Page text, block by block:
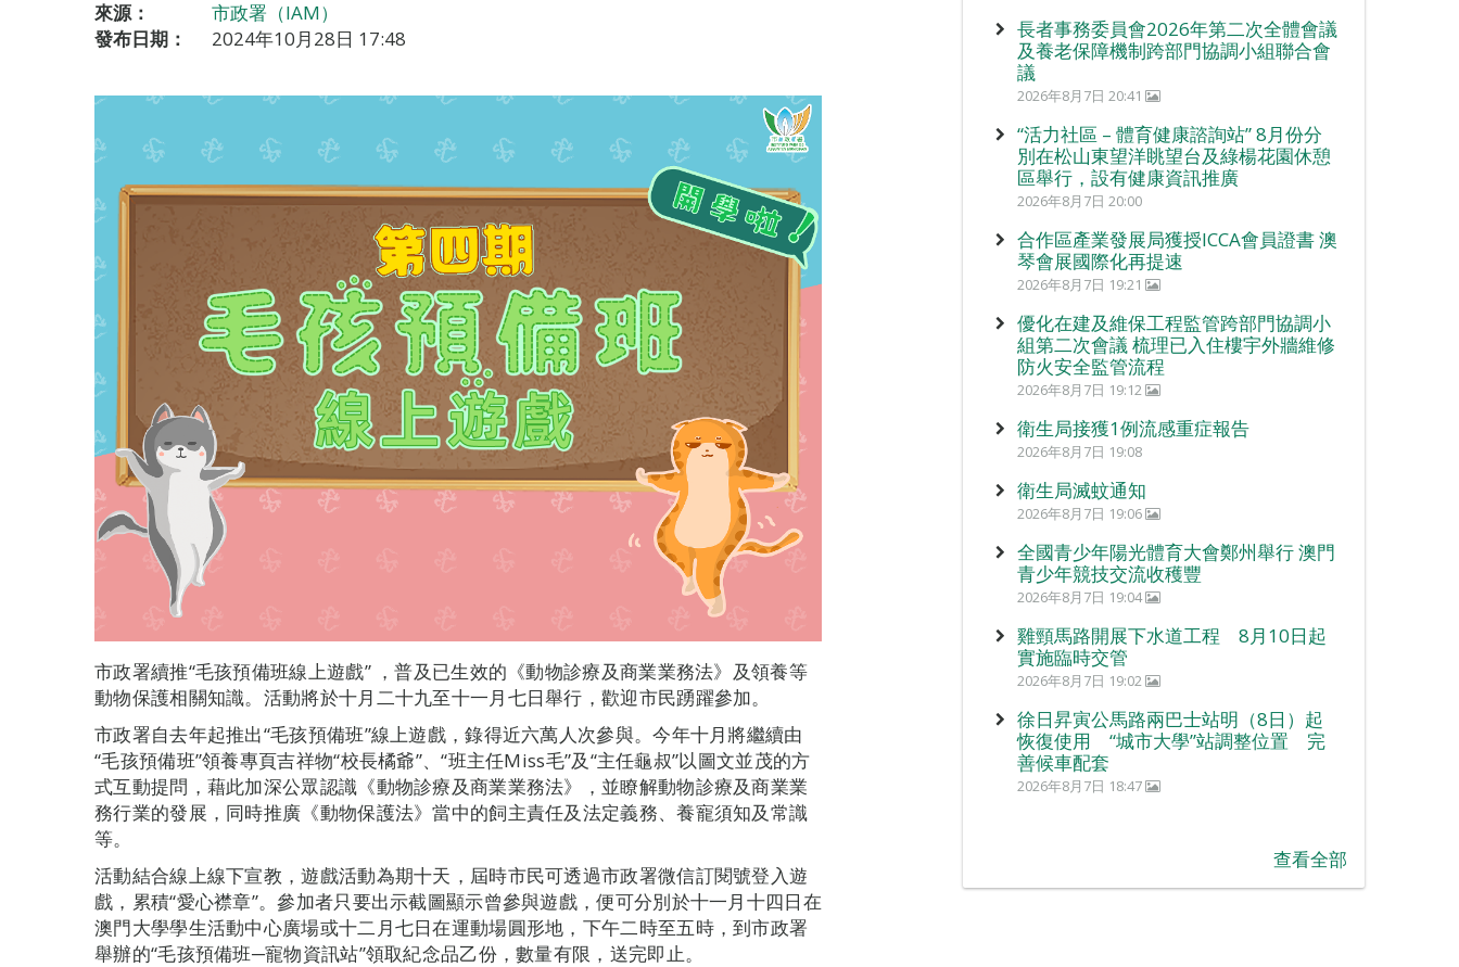
來源：
市政署（IAM）
發布日期：
2024年10月28日 17:48
市政署續推“毛孩預備班線上遊戲” ，普及已生效的《動物診療及商業業務法》及領養等
動物保護相關知識。活動將於十月二十九至十一月七日舉行，歡迎市民踴躍參加。
市政署自去年起推出“毛孩預備班”線上遊戲，錄得近六萬人次參與。今年十月將繼續由
“毛孩預備班”領養專頁吉祥物“校長橘爺”、“班主任Miss毛”及“主任龜叔”以圖文並茂的方
式互動提問，藉此加深公眾認識《動物診療及商業業務法》，並瞭解動物診療及商業業
務行業的發展，同時推廣《動物保護法》當中的飼主責任及法定義務、養寵須知及常識
等。
活動結合線上線下宣教，遊戲活動為期十天，屆時市民可透過市政署微信訂閱號登入遊
戲，累積“愛心襟章”。參加者只要出示截圖顯示曾參與遊戲，便可分別於十一月十四日在
澳門大學學生活動中心廣場或十二月七日在運動場圓形地，下午二時至五時，到市政署
舉辦的“毛孩預備班─寵物資訊站”領取紀念品乙份，數量有限，送完即止。
長者事務委員會2026年第二次全體會議
及養老保障機制跨部門協調小組聯合會
議
2026年8月7日 20:41
“活力社區 – 體育健康諮詢站” 8月份分
別在松山東望洋眺望台及綠楊花園休憩
區舉行，設有健康資訊推廣
2026年8月7日 20:00
合作區產業發展局獲授ICCA會員證書 澳
琴會展國際化再提速
2026年8月7日 19:21
優化在建及維保工程監管跨部門協調小
組第二次會議 梳理已入住樓宇外牆維修
防火安全監管流程
2026年8月7日 19:12
衛生局接獲1例流感重症報告
2026年8月7日 19:08
衛生局滅蚊通知
2026年8月7日 19:06
全國青少年陽光體育大會鄭州舉行 澳門
青少年競技交流收穫豐
2026年8月7日 19:04
雞頸馬路開展下水道工程 8月10日起
實施臨時交管
2026年8月7日 19:02
徐日昇寅公馬路兩巴士站明（8日）起
恢復使用 “城市大學”站調整位置 完
善候車配套
2026年8月7日 18:47
查看全部